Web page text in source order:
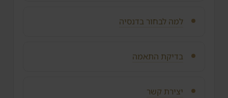
למה לבחור בדנסיה
בדיקת התאמה
יצירת קשר